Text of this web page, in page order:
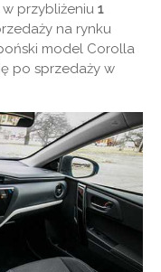
przybliżeniu 1
na rynku
model Corolla
po sprzedaży w